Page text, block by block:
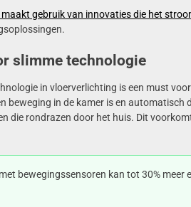
gebruik van innovaties die het
slimme technologie
in vloerverlichting is een must
beweging in de kamer is en
die rondrazen door het huis. Dit
bewegingssensoren kan tot 30% meer